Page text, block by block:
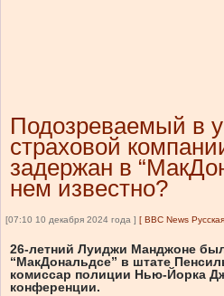
Подозреваемый в
страховой
задержан в
нем известно?
[07:10 10 декабря 2024 года ] [ BBC News
26-летний Луиджи Манджоне
“МакДональдсе” в штате
комиссар полиции Нью-Йорка
конференции.